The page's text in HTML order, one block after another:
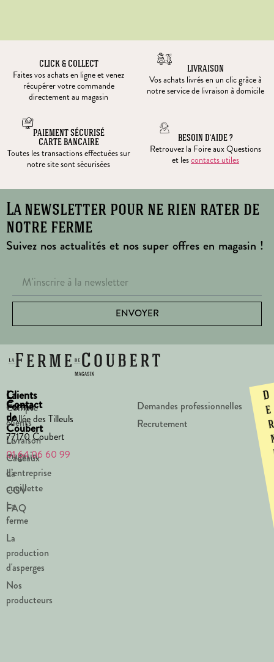
CLICK & COLLECT
Faites vos achats en ligne et venez
récupérer votre commande
directement au magasin
LIVRAISON
Vos achats livrés en un clic grâce à
notre service de livraison à domicile
PAIEMENT SÉCURISÉ
CARTE BANCAIRE
Toutes les transactions effectuées sur
notre site sont sécurisées
BESOIN D’AIDE ?
Retrouvez la Foire aux Questions
et lescontacts utiles
La newsletter pour ne rien rater de
notre ferme
Suivez nos actualités et nos super offres en magasin !
ENVOYER
La
Ferme
de
Coubert
Le
magasin
La
cueillette
La
ferme
La
production
d'asperges
Nos
producteurs
Clients
Compte
clients
Livraison
Cadeaux
d’entreprise
CGV
FAQ
Contact
1 Allée des Tilleuls
77170 Coubert
01 64 06 60 99
Demandes professionnelles
Recrutement
D
e